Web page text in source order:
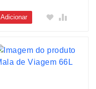
Adicionar